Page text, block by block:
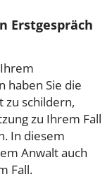
Erstgespräch
haben Sie die
zu schildern,
zu Ihrem Fall
In diesem
Anwalt auch
Fall.